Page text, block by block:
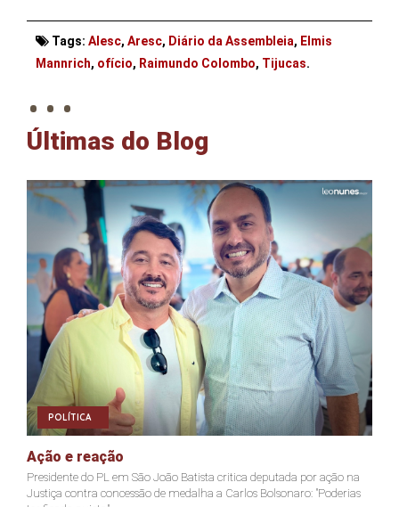
Tags: Alesc, Aresc, Diário da Assembleia, Elmis
Mannrich, ofício, Raimundo Colombo, Tijucas.
. . .
Últimas do Blog
POLÍTICA
Ação e reação
Presidente do PL em São João Batista critica deputada por ação na
Justiça contra concessão de medalha a Carlos Bolsonaro: "Poderias